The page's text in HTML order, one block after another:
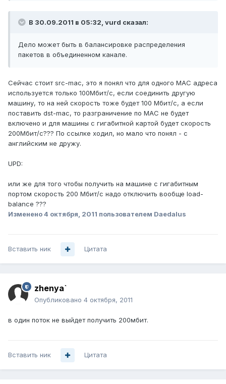
В 30.09.2011 в 05:32, vurd сказал:
Дело может быть в балансировке распределения
пакетов в объединенном канале.
Сейчас стоит src-mac, это я понял что для одного МАС адреса
используется только 100Мбит/с, если соединить другую
машину, то на ней скорость тоже будет 100 Мбит/с, а если
поставить dst-mac, то разграничение по МАС не будет
включено и для машины с гигабитной картой будет скорость
200Мбит/с??? По ссылке ходил, но мало что понял - с
английским не дружу.
UPD:
или же для того чтобы получить на машине с гигабитным
портом скорость 200 Мбит/с надо отключить вообще load-
balance ???
Изменено4 октября, 2011 пользователем Daedalus
Вставить ник Цитата
zhenya`
Опубликовано 4 октября, 2011
в один поток не выйдет получить 200мбит.
Вставить ник Цитата